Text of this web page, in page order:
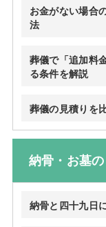
お金がない場合
法
葬儀で「追加料
る条件を解説
葬儀の見積りを
納骨・お墓
納骨と四十九日